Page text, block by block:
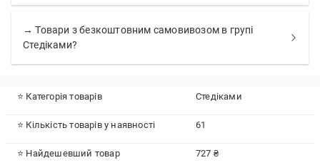
→ Товари з безкоштовним самовивозом в групі
Стедіками?
⭐ Категорія товарів Стедіками
⭐ Кількість товарів у наявності 61
⭐ Найдешевший товар 727 ₴